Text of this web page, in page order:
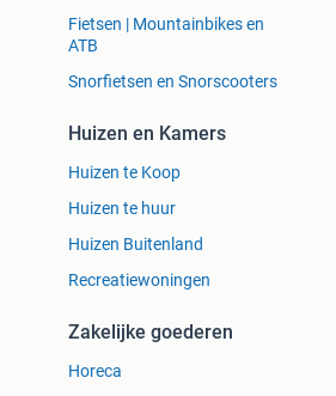
Fietsen | Mountainbikes en
ATB
Snorfietsen en Snorscooters
Huizen en Kamers
Huizen te Koop
Huizen te huur
Huizen Buitenland
Recreatiewoningen
Zakelijke goederen
Horeca